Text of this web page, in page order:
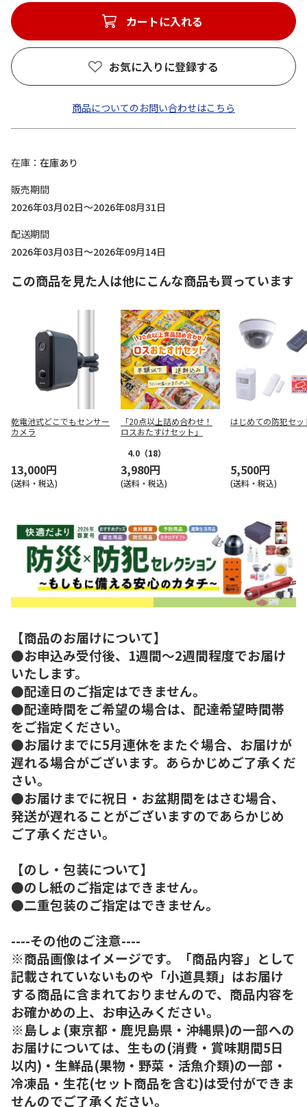
カートに入れる
お気に入りに登録する
商品についてのお問い合わせはこちら
在庫
在庫あり
販売期間
2026年03月02日～2026年08月31日
配送期間
2026年03月03日～2026年09月14日
この商品を見た人は他にこんな商品も買っています
乾電池式どこでもセンサー
カメラ
13,000円
(送料・税込)
「20点以上詰め合わせ！
ロスおたすけセット」
4.0 （18）
3,980円
(送料・税込)
はじめての防犯セッ
5,500円
(送料・税込)
【商品のお届けについて】
●お申込み受付後、1週間～2週間程度でお届け
いたします。
●配達日のご指定はできません。
●配達時間をご希望の場合は、配達希望時間帯
をご指定ください。
●お届けまでに5月連休をまたぐ場合、お届けが
遅れる場合がございます。あらかじめご了承くだ
さい。
●お届けまでに祝日・お盆期間をはさむ場合、
発送が遅れることがございますのであらかじめ
ご了承ください。
【のし・包装について】
●のし紙のご指定はできません。
●二重包装のご指定はできません。
----その他のご注意----
※商品画像はイメージです。「商品内容」として
記載されていないものや「小道具類」はお届け
する商品に含まれておりませんので、商品内容を
お確かめの上、お申込みください。
※島しょ(東京都・鹿児島県・沖縄県)の一部への
お届けについては、生もの(消費・賞味期間5日
以内)・生鮮品(果物・野菜・活魚介類)の一部・
冷凍品・生花(セット商品を含む)は受付ができま
せんのでご了承ください。